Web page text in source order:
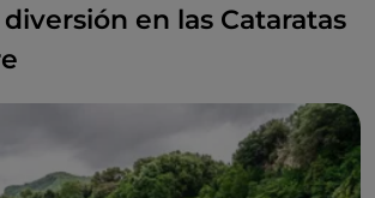
en las Cataratas